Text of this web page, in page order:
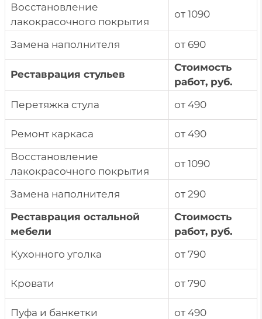
Восстановление
лакокрасочного покрытия
от 1090
Замена наполнителя от 690
Реставрация стульев
Стоимость
работ, руб.
Перетяжка стула
от 490
Ремонт каркаса
от 490
Восстановление
лакокрасочного покрытия
от 1090
Замена наполнителя
от 290
Реставрация остальной
мебели
Стоимость
работ, руб.
Кухонного уголка
от 790
Кровати от 790
Пуфа и банкетки от 490